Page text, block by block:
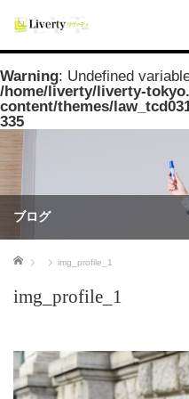
Warning: Undefined
/home/liverty/liverty-
content/themes/
335
ブログ
ホーム img_profile_1
img_profile_1